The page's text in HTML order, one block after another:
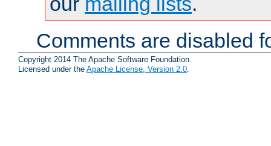
Comments are disabled
Copyright 2014 The Apache Software Foundation.
Licensed under the Apache License, Version 2.0